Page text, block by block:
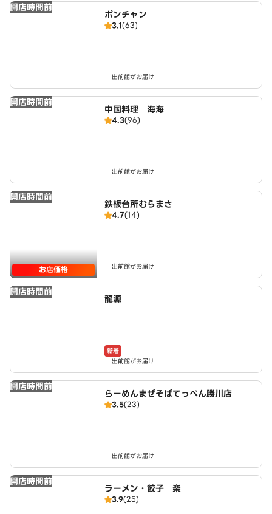
開店時間前
ポンチャン
3.1(63)
出前館がお届け
開店時間前
中国料理 海海
4.3(96)
出前館がお届け
開店時間前
お店価格
鉄板台所むらまさ
4.7(14)
出前館がお届け
開店時間前
龍源
新着
出前館がお届け
開店時間前
らーめんまぜそばてっぺん勝川店
3.5(23)
出前館がお届け
開店時間前
ラーメン・餃子 楽
3.9(25)